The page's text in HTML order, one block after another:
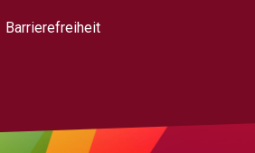
Barrierefreiheit